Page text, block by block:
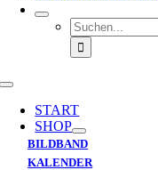
Suche
nach:
Toggle
NavigationSTART
SHOP
BILDBAND
KALENDER